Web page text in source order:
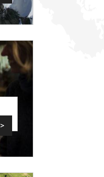
>